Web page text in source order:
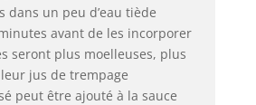
dans un peu d’eau tiède
avant de les incorporer
seront plus moelleuses, plus
jus de trempage
peut être ajouté à la sauce